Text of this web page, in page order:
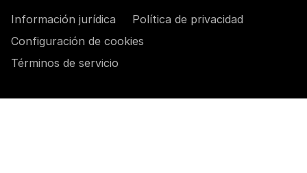
Información jurídica
Política de privacidad
Configuración de cookies
Términos de servicio